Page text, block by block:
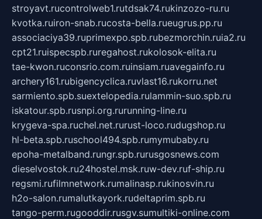
stroyavt.rucontrolweb1.rutdsak74.rukinzozo-ru.ru
kvotka.ruiron-snab.rucosta-bella.rueugrus.pp.ru
associaciya39.ruprimexpo.spb.rubezmorchin.ruia2.ru
cpt21.ruispecspb.ruregahost.rukolosok-elita.ru
tae-kwon.ruconsrio.com.ruinsiam.ruavegainfo.ru
archery161.rubigencyclica.ruvlast16.rukorru.net
sarmiento.spb.suextelopedia.rulammin-suo.spb.ru
iskatour.spb.rusnpi.org.rurunning-line.ru
krygeva-spa.ruchel.net.rurust-loco.rudugshop.ru
hl-beta.spb.ruschool494.spb.rumymubaby.ru
epoha-metalband.rungr.spb.rurusgosnews.com
dieselvostok.ru24hostel.msk.ruw-dev.ruf-ship.ru
regsmi.rufilmnetwork.rumalinasp.rukinosvin.ru
h2o-salon.rumalutkayork.rudeltaprim.spb.ru
tango-perm.rugooddir.rusgv.sumultiki-online.com